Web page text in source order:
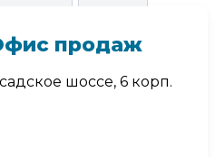
продаж
шоссе, 6 корп.